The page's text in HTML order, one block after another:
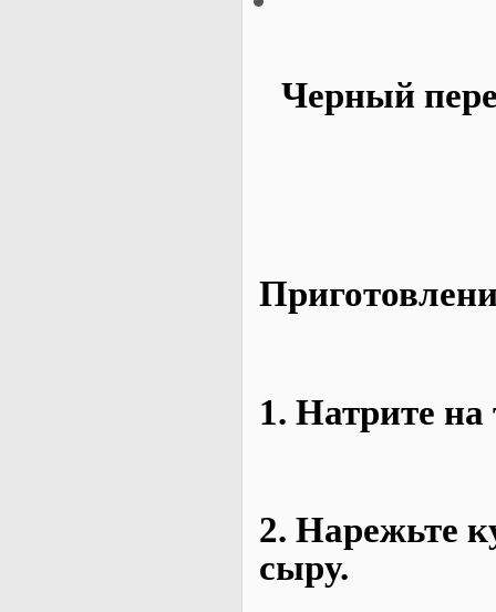
Черный
1. Натрите
2. Нарежьте
сыру.